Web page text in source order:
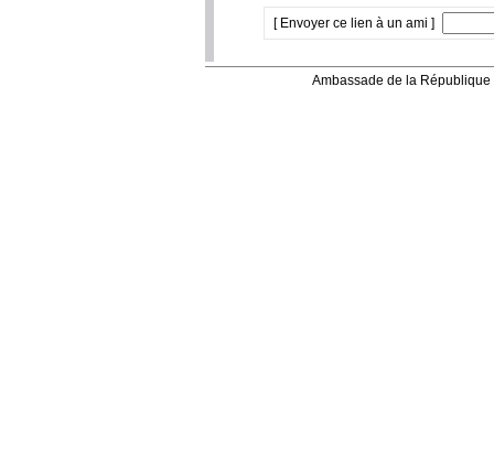
[ Envoyer ce lien à un ami ]
Ambassade de la